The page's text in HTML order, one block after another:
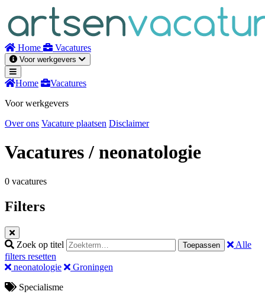
inhoud
Home Vacatures
Voor werkgevers
Home
Vacatures
Voor werkgevers
Over ons Vacature plaatsen Disclaimer
Vacatures/ neonatologie
0 vacatures
Filters
Zoek op titel Toepassen
Alle
filters resetten
neonatologie
Groningen
Specialisme